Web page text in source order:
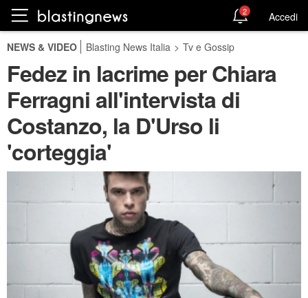
2 Accedi
NEWS & VIDEO Blasting News Italia > Tv e Gossip
Fedez in lacrime per Chiara
Ferragni all'intervista di
Costanzo, la D'Urso li
'corteggia'